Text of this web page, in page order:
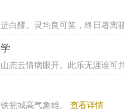
白醪。灵均良可笑，终日著离
态云情病眼开。此乐无涯谁可
瓮城高气象雄。 查看详情